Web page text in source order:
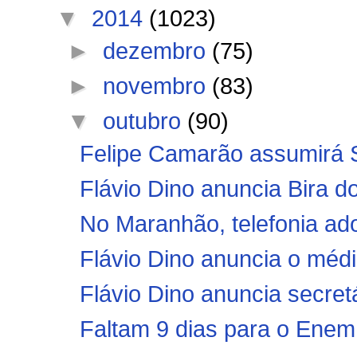
▼ 2014 (1023)
► dezembro (75)
► novembro (83)
▼ outubro (90)
Felipe Camarão assumirá
Flávio Dino anuncia Bira
No Maranhão, telefonia
Flávio Dino anuncia o
Flávio Dino anuncia
Faltam 9 dias para o